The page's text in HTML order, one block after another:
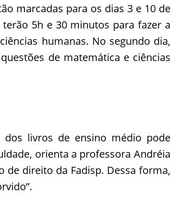
marcadas para os dias 3 e 10 de
5h e 30 minutos para fazer a
humanas. No segundo dia,
de matemática e ciências
dos livros de ensino médio pode
orienta a professora Andréia
de direito da Fadisp. Dessa forma,